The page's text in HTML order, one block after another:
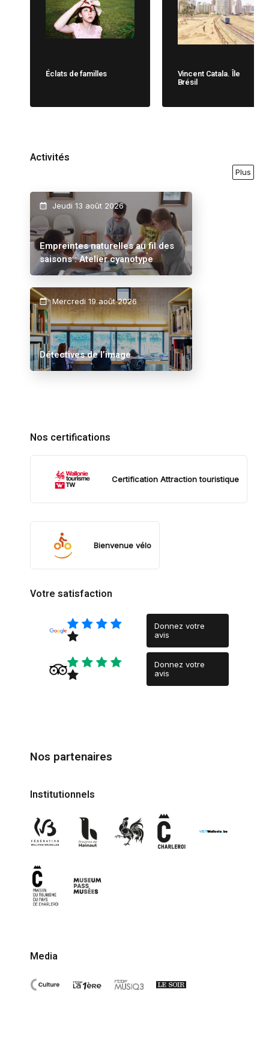
Éclats de familles Vincent Catala. Île
Brésil
Activités
Plus
Jeudi 13 août 2026
Empreintes naturelles au fil des
saisons : Atelier cyanotype
Mercredi 19 août 2026
Détectives de l’image
Nos certifications
Certification Attraction touristique
Bienvenue vélo
Votre satisfaction
Donnez votre
avis
Donnez votre
avis
Nos partenaires
Institutionnels
Media